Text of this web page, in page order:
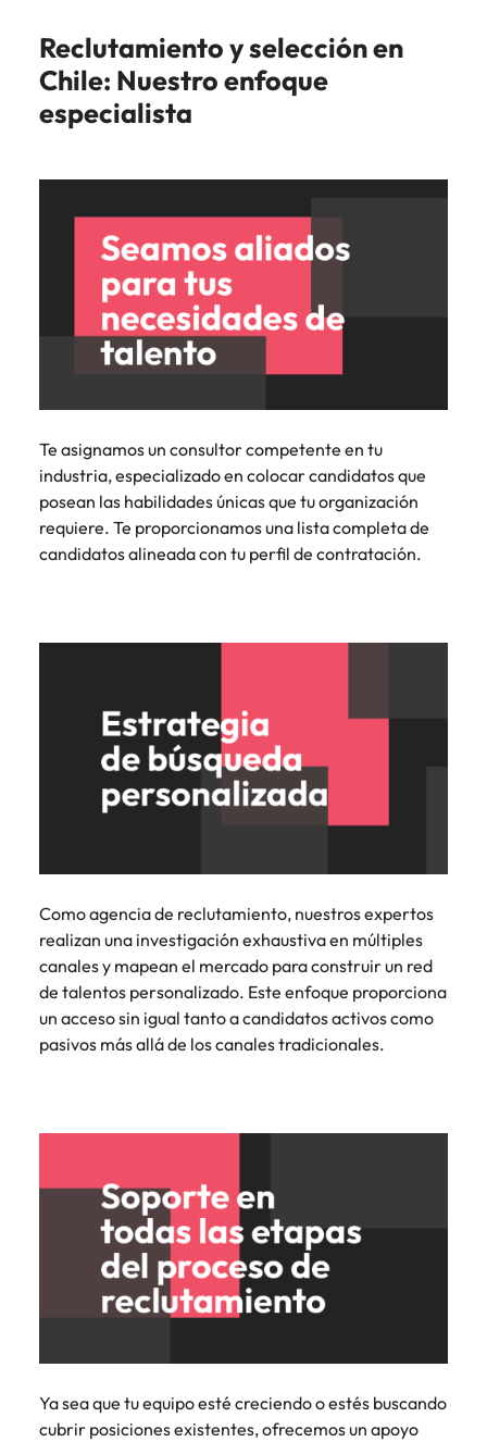
Reclutamiento y selección en
Chile: Nuestro enfoque
especialista
Te asignamos un consultor competente en tu
industria, especializado en colocar candidatos que
posean las habilidades únicas que tu organización
requiere. Te proporcionamos una lista completa de
candidatos alineada con tu perfil de contratación.
Como agencia de reclutamiento, nuestros expertos
realizan una investigación exhaustiva en múltiples
canales y mapean el mercado para construir un red
de talentos personalizado. Este enfoque proporciona
un acceso sin igual tanto a candidatos activos como
pasivos más allá de los canales tradicionales.
Ya sea que tu equipo esté creciendo o estés buscando
cubrir posiciones existentes, ofrecemos un apoyo